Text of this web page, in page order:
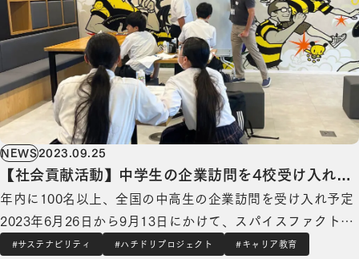
NEWS2023.09.25
【社会貢献活動】中学生の企業訪問を4校受け入れ、
参加生徒の将来への気持ちが「不安」から「明るい見
通し」に逆転
年内に100名以上、全国の中高生の企業訪問を受け入れ予定
2023年6月26日から9月13日にかけて、スパイスファクトリ
ーでは創業以来”初”の中学生の企業訪問を計4校、21名の皆
#サステナビリティ #ハチドリプロジェクト #キャリア教育